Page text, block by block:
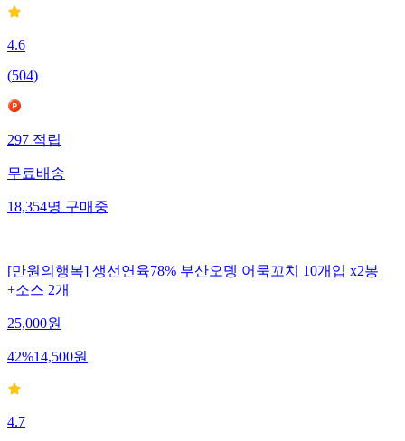
4.6
(504)
297 적립
무료배송
18,354명 구매중
[만원의행복] 생선연육78% 부산오뎅 어묵꼬치 10개입 x2봉
+소스 2개
25,000원
42%14,500원
4.7